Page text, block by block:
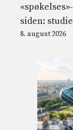
siden:
8. august 2026